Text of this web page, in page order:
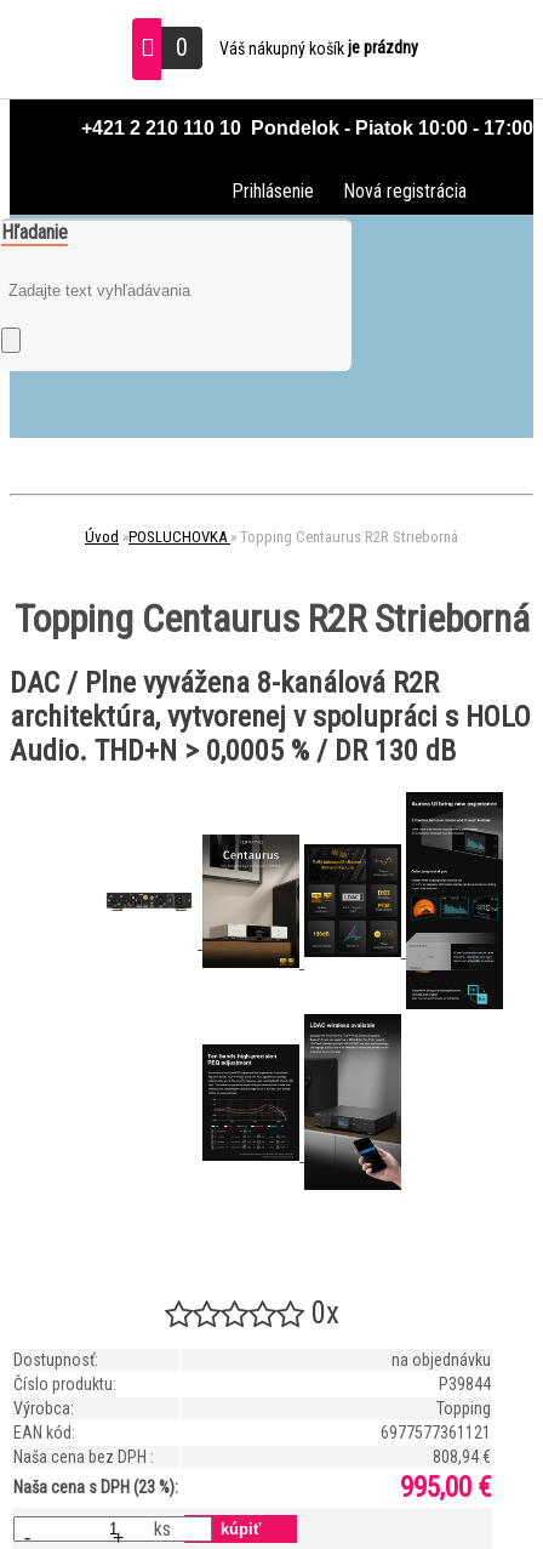
+421 2 210 110 10  Pondelok - Piatok 10:00 - 17:00
Prihlásenie
Nová registrácia
Hľadanie
0 Váš nákupný košíkje prázdny
Úvod »POSLUCHOVKA » Topping Centaurus R2R Strieborná
Topping Centaurus R2R Strieborná
DAC / Plne vyvážena 8-kanálová R2R
architektúra, vytvorenej v spolupráci s HOLO
Audio. THD+N > 0,0005 % / DR 130 dB
0x
Dostupnosť:
na objednávku
Číslo produktu:
P39844
Výrobca:
Topping
EAN kód:
6977577361121
Naša cena bez DPH :
808,94 €
Naša cena s DPH (23 %):
995,00 €
- + ks